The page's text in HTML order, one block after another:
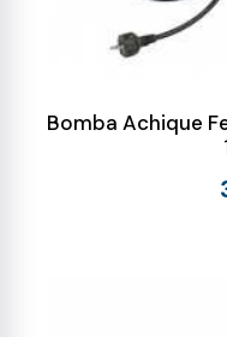
Bomba Achique